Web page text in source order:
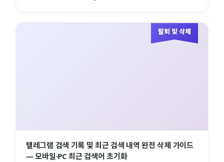
탈퇴 및 삭제
텔레그램 검색 기록 및 최근 검색 내역 완전 삭제 가이드
— 모바일·PC 최근 검색어 초기화